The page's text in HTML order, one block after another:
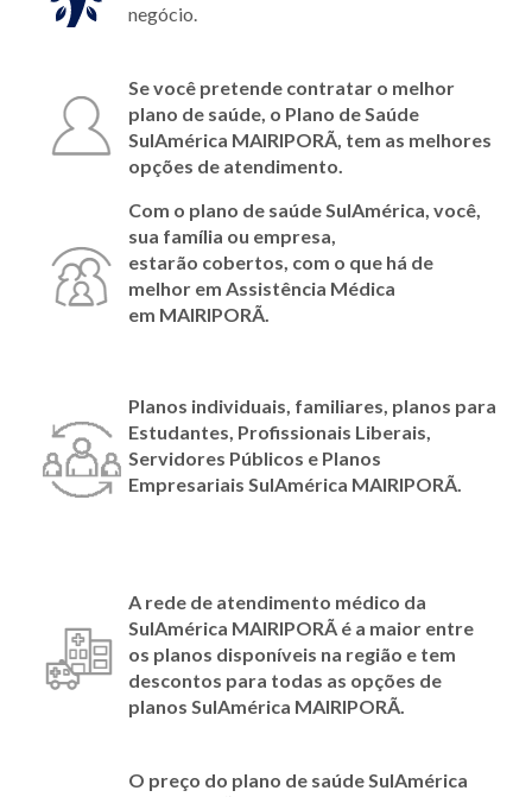
negócio.
Se você pretende contratar o melhor
plano de saúde, o Plano de Saúde
SulAmérica MAIRIPORÃ, tem as melhores
opções de atendimento.
Com o plano de saúde SulAmérica, você,
sua família ou empresa,
estarão cobertos, com o que há de
melhor em Assistência Médica
em MAIRIPORÃ.
Planos individuais, familiares, planos para
Estudantes, Profissionais Liberais,
Servidores Públicos e Planos
Empresariais SulAmérica MAIRIPORÃ.
A rede de atendimento médico da
SulAmérica MAIRIPORÃ é a maior entre
os planos disponíveis na região e tem
descontos para todas as opções de
planos SulAmérica MAIRIPORÃ.
O preço do plano de saúde SulAmérica